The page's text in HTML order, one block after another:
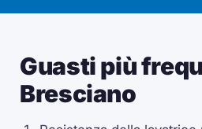
Guasti più
Bresciano